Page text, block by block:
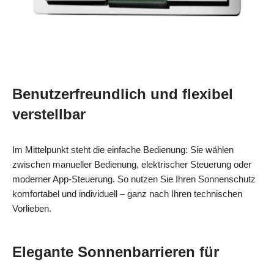
Benutzerfreundlich und flexibel
verstellbar
Im Mittelpunkt steht die einfache Bedienung: Sie wählen
zwischen manueller Bedienung, elektrischer Steuerung oder
moderner App-Steuerung. So nutzen Sie Ihren Sonnenschutz
komfortabel und individuell – ganz nach Ihren technischen
Vorlieben.
Elegante Sonnenbarrieren für